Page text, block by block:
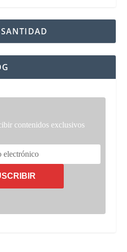
contenidos exclusivos